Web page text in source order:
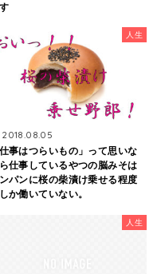
人生
2018.08.05
仕事はつらいもの」って思いな
仕事しているやつの脳みそは
パンに桜の柴漬け乗せる程度
か働いていない。
人生